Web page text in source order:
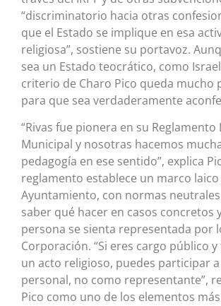
“discriminatorio hacia otras
que el Estado se implique en esa
religiosa”, sostiene su portavoz.
sea un Estado teocrático, como
criterio de Charo Pico queda mucho
para que sea verdaderamente
“Rivas fue pionera en su Reglamento
Municipal y nosotras hacemos
pedagogía en ese sentido”, explica
reglamento establece un marco
Ayuntamiento, con normas
saber qué hacer en casos concretos
persona se sienta representada por
Corporación. “Si eres cargo público
un acto religioso, puedes participar
personal, no como representante”,
Pico como uno de los elementos